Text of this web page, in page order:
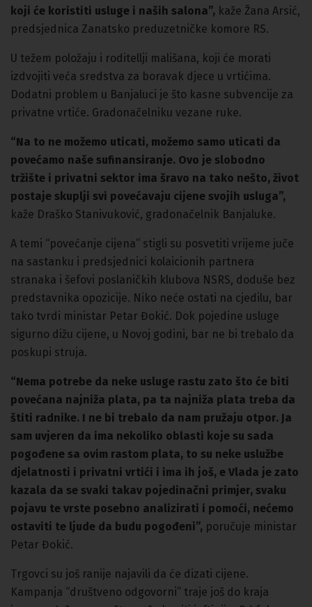
koji će koristiti usluge i naših salona”, kaže Žana Arsić,
predsjednica Zanatsko preduzetničke komore RS.
U težem položaju i roditellji mališana, koji će morati
izdvojiti veća sredstva za boravak djece u vrtićima.
Dodatni problem u Banjaluci je što kasne subvencije za
privatne vrtiće. Gradonačelniku vezane ruke.
“Na to ne možemo uticati, možemo samo uticati da
povećamo naše sufinansiranje. Ovo je slobodno
tržište i privatni sektor ima šravo na tako nešto, život
postaje skuplji svi povećavaju cijene svojih usluga”,
kaže Draško Stanivuković, gradonačelnik Banjaluke.
A temi “povećanje cijena” stigli su posvetiti vrijeme juče
na sastanku i predsjednici kolaicionih partnera
stranaka i šefovi poslaničkih klubova NSRS, doduše bez
predstavnika opozicije. Niko neće ostati na cjedilu, bar
tako tvrdi ministar Petar Đokić. Dok pojedine usluge
sigurno dižu cijene, u Novoj godini, bar ne bi trebalo da
poskupi struja.
“Nema potrebe da neke usluge rastu zato što će biti
povećana najniža plata, pa ta najniža plata treba da
štiti radnike. I ne bi trebalo da nam pružaju otpor. Ja
sam uvjeren da ima nekoliko oblasti koje su sada
pogođene sa ovim rastom plata, to su neke uslužbe
djelatnosti i privatni vrtići i ima ih još, e Vlada je zato
kazala da se svaki takav pojedinačni primjer, svaku
pojavu te vrste posebno analizirati i pomoći, nećemo
ostaviti te ljude da budu pogođeni”, poručuje ministar
Petar Đokić.
Trgovci su još ranije najavili da će dizati cijene.
Kampanja “društveno odgovorni” traje još do kraja